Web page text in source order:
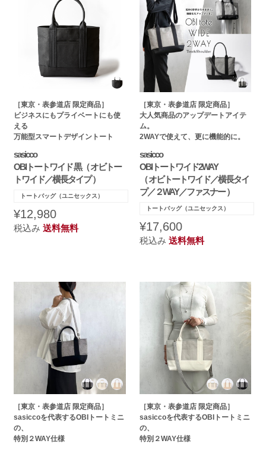
［東京・表参道店 限定商品］
ビジネスにもプライベートにも使
える
万能型スマートデザイントート
sasicco
OBIトートワイド 黒（ オビトー
トワイド／横長タイプ ）
トートバッグ（ユニセックス）
¥12,980
税込み送料無料
［東京・表参道店 限定商品］
大人気商品のアップデートアイテ
ム。
2WAYで使えて、更に機能的に。
sasicco
OBIトートワイド2WAY
（ オビトートワイド／横長タイ
プ／２WAY／ファスナー ）
トートバッグ（ユニセックス）
¥17,600
税込み送料無料
［東京・表参道店 限定商品］
sasiccoを代表するOBIトートミニ
の、
特別２WAY仕様
［東京・表参道店 限定商品］
sasiccoを代表するOBIトートミニ
の、
特別２WAY仕様